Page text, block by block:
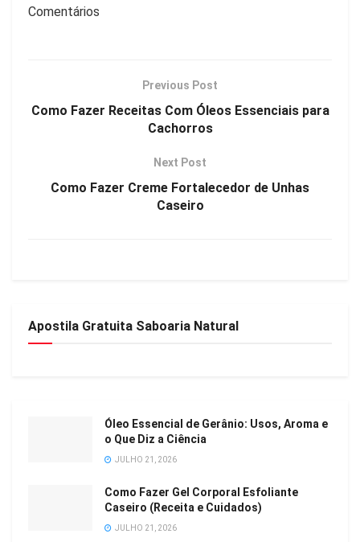
Comentários
Previous Post
Como Fazer Receitas Com Óleos Essenciais para
Cachorros
Next Post
Como Fazer Creme Fortalecedor de Unhas
Caseiro
Apostila Gratuita Saboaria Natural
Óleo Essencial de Gerânio: Usos, Aroma e
o Que Diz a Ciência
JULHO 21, 2026
Como Fazer Gel Corporal Esfoliante
Caseiro (Receita e Cuidados)
JULHO 21, 2026